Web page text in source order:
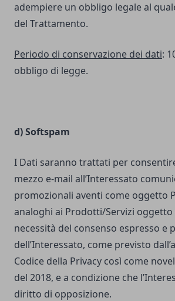
adempiere un obbligo legale al
del Trattamento.
Periodo di conservazione dei dati:
obbligo di legge.
d) Softspam
I Dati saranno trattati per
mezzo e-mail all’Interessato
promozionali aventi come oggetto
analoghi ai Prodotti/Servizi oggetto
necessità del consenso espresso e
dell’Interessato, come previsto
Codice della Privacy così come
del 2018, e a condizione che
diritto di opposizione.